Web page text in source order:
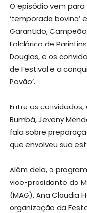
O episódio vem
‘temporada bovina’
Garantido,
Folclórico de
Douglas, e os
de Festival e a
Povão’.
Entre os
Bumbá, Jeveny
fala sobre
que envolveu sua
Além dela, o
vice-presidente do
(MAG), Ana Cláudia
organização da